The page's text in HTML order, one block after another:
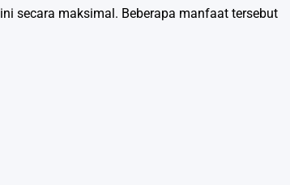
ini secara maksimal. Beberapa manfaat tersebut